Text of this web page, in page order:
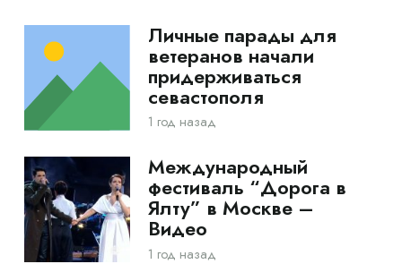
Личные парады для
ветеранов начали
придерживаться
севастополя
1 год назад
Международный
фестиваль “Дорога в
Ялту” в Москве –
Видео
1 год назад